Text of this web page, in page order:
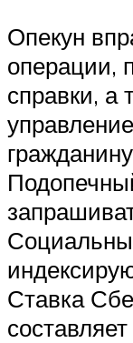
Опекун
операции,
справки, а
Ставка